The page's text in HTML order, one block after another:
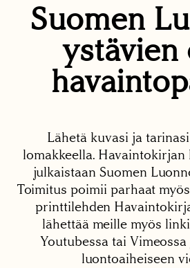
Suomen
ystävien
Lähetä kuvasi ja
lomakkeella.
julkaistaan Suomen
Toimitus poimii parhaat
printtilehden
lähettää meille myös
Youtubessa tai
luontoaiheiseen